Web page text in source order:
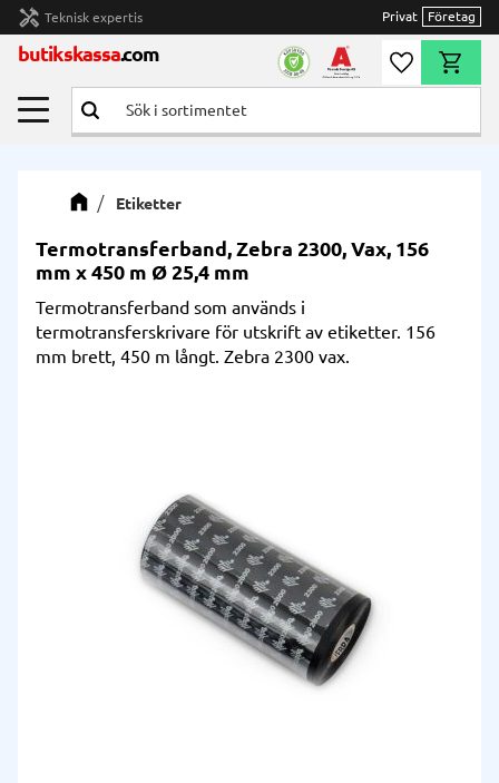
Meny
handyman Teknisk expertis Privat Företag
butikskassa.com Önskelista
Etiketter
Termotransferband, Zebra 2300, Vax, 156
mm x 450 m Ø 25,4 mm
Termotransferband som används i
termotransferskrivare för utskrift av etiketter. 156
mm brett, 450 m långt. Zebra 2300 vax.